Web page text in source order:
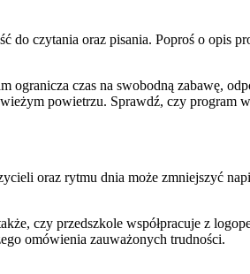
do czytania oraz pisania. Poproś o opis
czas na swobodną zabawę,
powietrzu. Sprawdź, czy program
oraz rytmu dnia może zmniejszyć
czy przedszkole współpracuje z
omówienia zauważonych trudności.